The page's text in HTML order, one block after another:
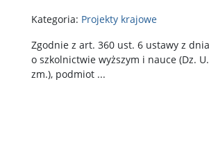
Kategoria: Projekty krajowe
Zgodnie z art. 360 ust. 6 ustawy z
o szkolnictwie wyższym i nauce (Dz.
zm.), podmiot ...